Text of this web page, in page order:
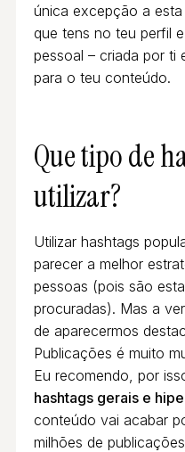
única excepção a
que tens no teu perfil
pessoal – criada por ti
para o teu conteúdo.
Que tipo de
utilizar?
Utilizar hashtags
parecer a melhor
pessoas (pois são
procuradas). Mas a
de aparecermos
Publicações é muito
Eu recomendo, por
hashtags gerais e
conteúdo vai acabar
milhões de